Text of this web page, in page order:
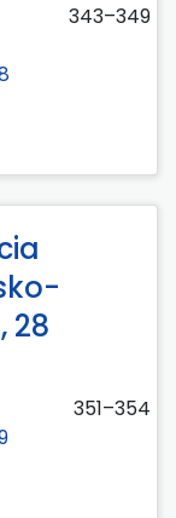
343–349
28
351–354